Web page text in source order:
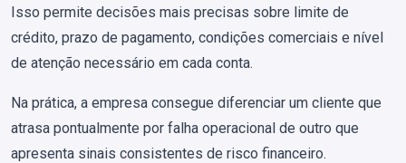
Isso permite decisões mais precisas sobre limite de
crédito, prazo de pagamento, condições comerciais e nível
de atenção necessário em cada conta.
Na prática, a empresa consegue diferenciar um cliente que
atrasa pontualmente por falha operacional de outro que
apresenta sinais consistentes de risco financeiro.